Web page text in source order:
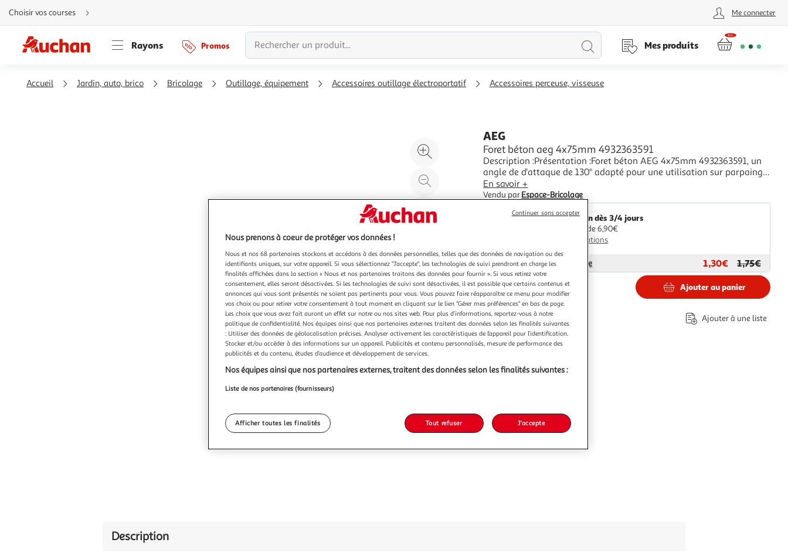
Aller
directement
au
Aller
directement
à
Aller
directement
Choisir vos courses Me connecter
Rayons Promos
Lancer
la
Mes produits
Accueil Jardin, auto, brico Bricolage Outillage, équipement Accessoires outillage électroportatif Accessoires perceuse, visseuse
Agrandir
l'illustration
200%
l'illustration
à
100
Partager
le
AEG
Foret béton aeg 4x75mm 4932363591
Description :Présentation :Foret béton AEG 4x75mm 4932363591, un
angle de d'attaque de 130° adapté pour une utilisation sur parpaings,
briques et matériaux creux. Avantages : 1 pièceResistantTaillant
pointe cabure renforcée Performances : Quantité : 1Diamètre : 4
mmLongueur utile : 40 mmLongueur tot
En savoir +
Vendu parEspace-Bricolage
Livraison dès 3/4 jours
A partir de 6,90€
Plus d'options
Vendu parEspace-Bricolage 1,30€
1,75€
-26 %
1,75€
1,30€
Ajouter au panier
Ajouter à une liste
Description
Nous prenons à coeur de protéger vos données !
Nous et nos 68 partenaires stockons et accédons à des données personnelles, telles que des données de navigation ou des
identifiants uniques, sur votre appareil. Si vous sélectionnez "J'accepte", les technologies de suivi prendront en charge les
finalités affichées dans la section « Nous et nos partenaires traitons des données pour fournir ». Si vous retirez votre
consentement, elles seront désactivées. Si les technologies de suivi sont désactivées, il est possible que certains contenus et
annonces qui vous sont présentés ne soient pas pertinents pour vous. Vous pouvez faire réapparaître ce menu pour modifier
vos choix ou pour retirer votre consentement à tout moment en cliquant sur le lien "Gérer mes préférences" en bas de page.
Les choix que vous avez fait auront un effet sur notre ou nos sites web. Pour plus d’informations, reportez-vous à notre
politique de confidentialité. Nos équipes ainsi que nos partenaires externes traitent des données selon les finalités suivantes
: Utiliser des données de géolocalisation précises. Analyser activement les caractéristiques de l’appareil pour l’identification.
Stocker et/ou accéder à des informations sur un appareil. Publicités et contenu personnalisés, mesure de performance des
publicités et du contenu, études d’audience et développement de services.
Nos équipes ainsi que nos partenaires externes, traitent des données selon les finalités suivantes :
Liste de nos partenaires (fournisseurs)
Afficher toutes les finalités Tout refuser J'accepte
Continuer sans accepter